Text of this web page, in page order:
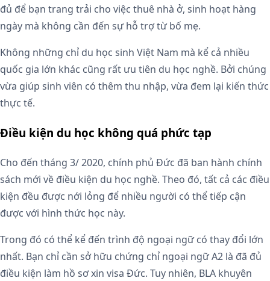
đủ để bạn trang trải cho việc thuê nhà ở, sinh hoạt hàng
ngày mà không cần đến sự hỗ trợ từ bố mẹ.
Không những chỉ du học sinh Việt Nam mà kể cả nhiều
quốc gia lớn khác cũng rất ưu tiên du học nghề. Bởi chúng
vừa giúp sinh viên có thêm thu nhập, vừa đem lại kiến thức
thực tế.
Điều kiện du học không quá phức tạp
Cho đến tháng 3/ 2020, chính phủ Đức đã ban hành chính
sách mới về điều kiện du học nghề. Theo đó, tất cả các điều
kiện đều được nới lỏng để nhiều người có thể tiếp cận
được với hình thức học này.
Trong đó có thể kể đến trình độ ngoại ngữ có thay đổi lớn
nhất. Bạn chỉ cần sở hữu chứng chỉ ngoại ngữ A2 là đã đủ
điều kiện làm hồ sơ xin visa Đức. Tuy nhiên, BLA khuyên